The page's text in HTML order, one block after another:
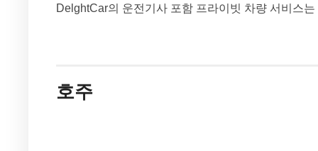
DelghtCar의 운전기사 포함 프라이빗 차량 서비스
호주